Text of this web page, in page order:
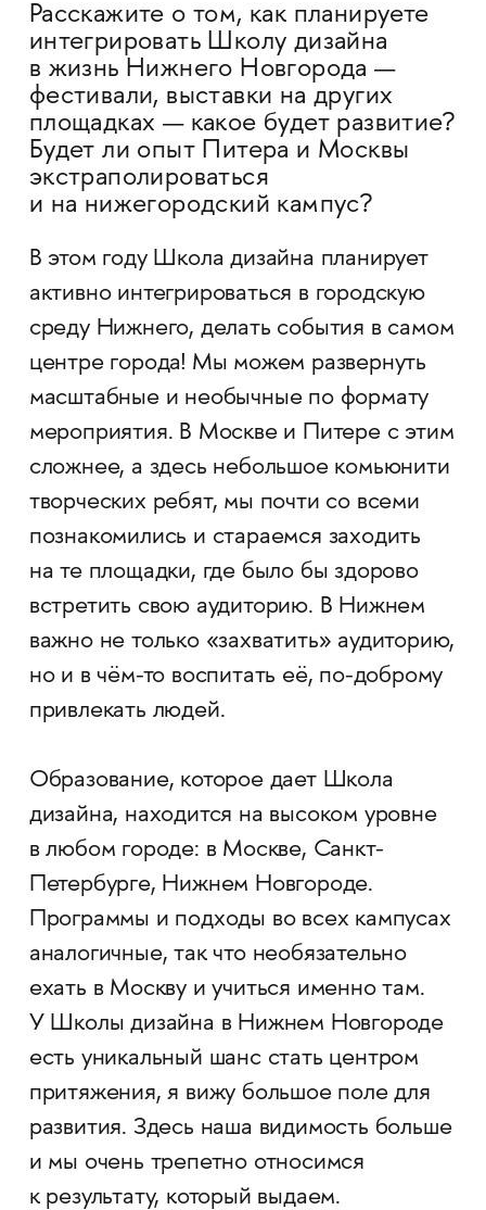
Расскажите о том, как планируете
интегрировать Школу дизайна
в жизнь Нижнего Новгорода —
фестивали, выставки на других
площадках — какое будет развитие?
Будет ли опыт Питера и Москвы
экстраполироваться
и на нижегородский кампус?
В этом году Школа дизайна планирует
активно интегрироваться в городскую
среду Нижнего, делать события в самом
центре города! Мы можем развернуть
масштабные и необычные по формату
мероприятия. В Москве и Питере с этим
сложнее, а здесь небольшое комьюнити
творческих ребят, мы почти со всеми
познакомились и стараемся заходить
на те площадки, где было бы здорово
встретить свою аудиторию. В Нижнем
важно не только «захватить» аудиторию,
но и в чём-то воспитать её, по-доброму
привлекать людей.
Образование, которое дает Школа
дизайна, находится на высоком уровне
в любом городе: в Москве, Санкт-
Петербурге, Нижнем Новгороде.
Программы и подходы во всех кампусах
аналогичные, так что необязательно
ехать в Москву и учиться именно там.
У Школы дизайна в Нижнем Новгороде
есть уникальный шанс стать центром
притяжения, я вижу большое поле для
развития. Здесь наша видимость больше
и мы очень трепетно относимся
к результату, который выдаем.